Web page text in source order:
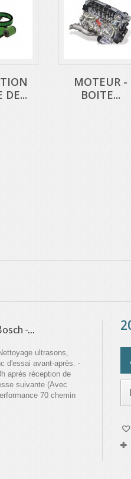
DE...
MOTEUR -
BOITE...
-...
ultrasons,
d'essai avant-après. -
après réception de
suivante (Avec
70 chemin